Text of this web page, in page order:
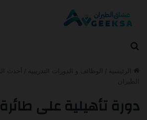
دورة تأهيلية على طائرة B737 NG